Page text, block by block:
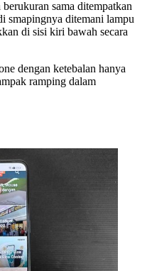
sama ditempatkan
smapingnya ditemani lampu
di sisi kiri bawah secara
dengan ketebalan hanya
ramping dalam